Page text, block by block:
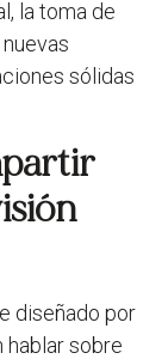
la toma de
sólidas
diseñado por
hablar sobre